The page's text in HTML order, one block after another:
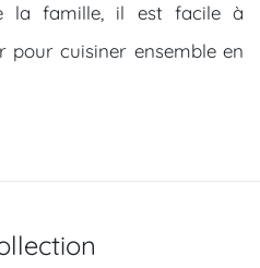
la famille, il est facile à
pour cuisiner ensemble en